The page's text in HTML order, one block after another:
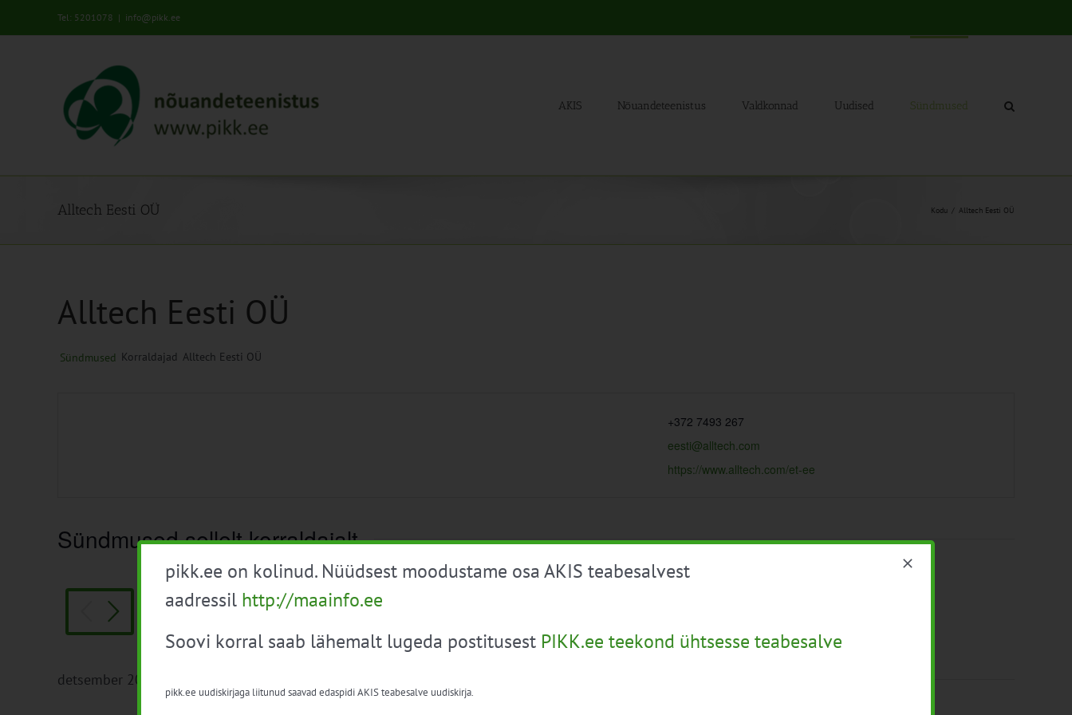
Tel: 5201078 | info@pikk.ee
AKIS Nõuandeteenistus Valdkonnad Uudised Sündmused
Alltech Eesti OÜ Kodu Alltech Eesti OÜ
Alltech Eesti OÜ
Sündmused Korraldajad Alltech Eesti OÜ
+372 7493 267
eesti@alltech.com
https://www.alltech.com/et-ee
Sündmused sellelt korraldajalt
Täna 4. dets. 2023 - Täna
Vali
kuupäev.
detsember 2023
pikk.ee on kolinud. Nüüdsest moodustame osa AKIS teabesalvest
aadressil http://maainfo.ee
Soovi korral saab lähemalt lugeda postitusest PIKK.ee teekond ühtsesse teabesalve
pikk.ee uudiskirjaga liitunud saavad edaspidi AKIS teabesalve uudiskirja.